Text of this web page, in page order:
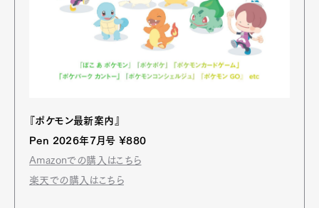
『ポケモン最新案内』
Pen 2026年7月号 ¥880
Amazonでの購入はこちら
楽天での購入はこちら